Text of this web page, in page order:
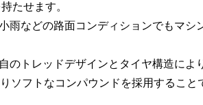
たせます。
雨などの路面コンディションでもマシ
のトレッドデザインとタイヤ構造によ
ソフトなコンパウンドを採用すること